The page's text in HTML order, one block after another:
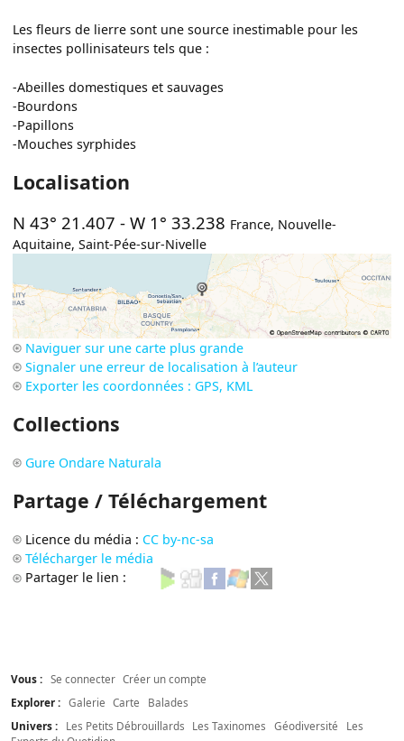
Les fleurs de lierre sont une source inestimable pour les
insectes pollinisateurs tels que :
-Abeilles domestiques et sauvages
-Bourdons
-Papillons
-Mouches syrphides
Localisation
N 43° 21.407 -W 1° 33.238 France, Nouvelle-
Aquitaine,Saint-Pée-sur-Nivelle
Naviguer sur une carte plus grande
Signaler une erreur de localisation à l’auteur
Exporter les coordonnées : GPS, KML
Collections
Gure Ondare Naturala
Partage / Téléchargement
Licence du média : CC by-nc-sa
Télécharger le média
Partager le lien :
Vous : Se connecter Créer un compte
Explorer : Galerie Carte
Balades
Univers :
Les Petits Débrouillards Les Taxinomes Géodiversité
Les